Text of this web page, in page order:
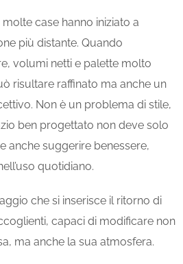
case hanno iniziato a
più distante. Quando
volumi netti e palette molto
risultare raffinato ma anche un
Non è un problema di stile,
ben progettato non deve solo
anche suggerire benessere,
quotidiano.
che si inserisce il ritorno di
capaci di modificare non
ma anche la sua atmosfera.